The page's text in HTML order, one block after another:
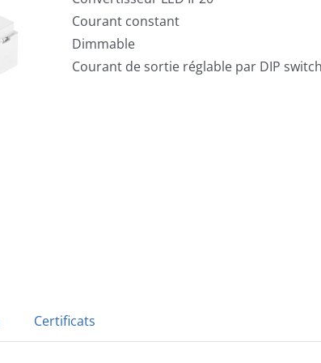
Courant constant
Dimmable
Courant de sortie réglable par DIP
Certificats